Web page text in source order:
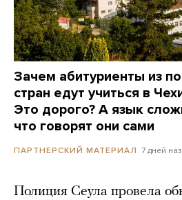
Зачем абитуриенты из
стран едут учиться в
Это дорого? А язык
что говорят они сами
ПАРТНЕРСКИЙ МАТЕРИАЛ 7 дней
Полиция Сеула провела